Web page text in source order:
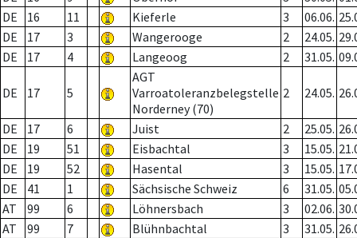
DE
16 11 Kieferle 3 06.06.
DE
17 3 Wangerooge 2 24.05.
DE
17 4 Langeoog 2 31.05.
DE 17 5
AGT
Varroatoleranzbelegstelle
Norderney (70)
2 24.05.
DE 17 6 Juist 2 25.05.
DE
19 51 Eisbachtal 3 15.05.
DE
19 52 Hasental 3 15.05.
DE
41 1 Sächsische Schweiz 6 31.05.
AT
99 6 Löhnersbach 3 02.06.
AT
99 7 Blühnbachtal 3 31.05.